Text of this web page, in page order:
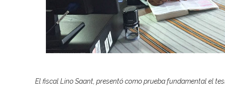
El fiscal Lino Saant, presentó como prueba fundamental el